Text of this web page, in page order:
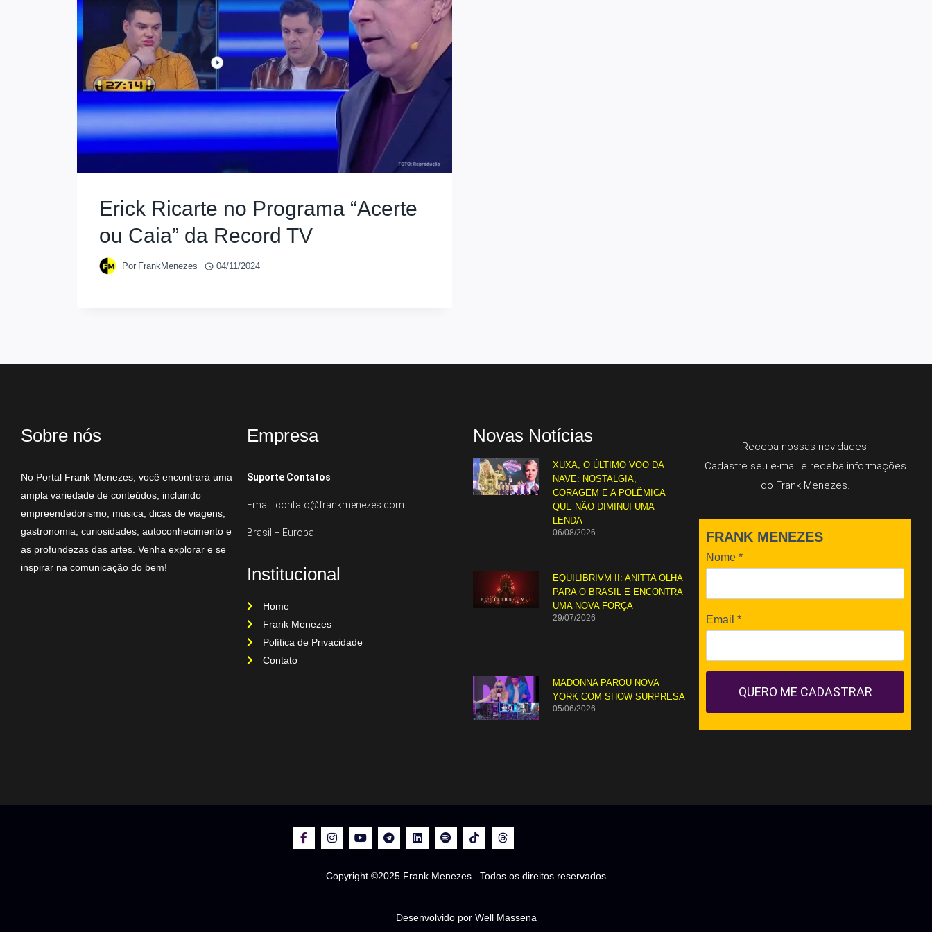
Erick Ricarte no Programa “Acerte
ou Caia” da Record TV
Por FrankMenezes 04/11/2024
Sobre nós
No Portal Frank Menezes, você encontrará uma
ampla variedade de conteúdos, incluindo
empreendedorismo, música, dicas de viagens,
gastronomia, curiosidades, autoconhecimento e
as profundezas das artes. Venha explorar e se
inspirar na comunicação do bem!
Empresa
Suporte Contatos
Email: contato@frankmenezes.com
Brasil – Europa
Institucional
Home
Frank Menezes
Política de Privacidade
Contato
Novas Notícias
XUXA, O ÚLTIMO VOO DA
NAVE: NOSTALGIA,
CORAGEM E A POLÊMICA
QUE NÃO DIMINUI UMA
LENDA
06/08/2026
EQUILIBRIVM II: ANITTA OLHA
PARA O BRASIL E ENCONTRA
UMA NOVA FORÇA
29/07/2026
MADONNA PAROU NOVA
YORK COM SHOW SURPRESA
05/06/2026
Receba nossas novidades!
Cadastre seu e-mail e receba informações
do Frank Menezes.
FRANK MENEZES
Nome *
Email *
QUERO ME CADASTRAR
Copyright ©2025 Frank Menezes. Todos os direitos reservados
Desenvolvido por Well Massena